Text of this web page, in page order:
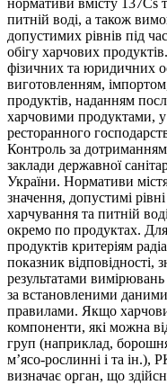
питній воді, а також
допустимих рівнів під
обігу харчових
фізичних та юридичних
виготовленням,
продуктів, наданням
харчовими продуктами, у
ресторанного
Контроль за
заклади державної
України. Нормативи
значення, допустимі
харчування та питній
окремо по продуктах.
продуктів критеріям
показник відповідності,
результатами
за встановленими
правилами. Якщо
компоненти, які можна
груп (наприклад,
м’ясо-рослинні і та ін.),
визначає орган, що